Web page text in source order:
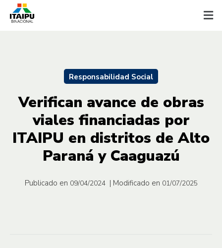
Responsabilidad Social
Verifican avance de obras
viales financiadas por
ITAIPU en distritos de Alto
Paraná y Caaguazú
Publicado en 09/04/2024 | Modificado en 01/07/2025